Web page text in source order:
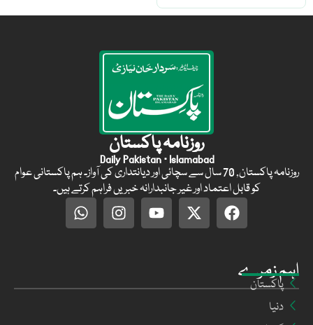
اہم زمرے
پاکستان
دنیا
روزنامہ پاکستان
Daily Pakistan · Islamabad
روزنامہ پاکستان, 70 سال سے سچائی اور دیانتداری کی آواز۔ ہم پاکستانی عوام
کو قابل اعتماد اور غیر جانبدارانہ خبریں فراہم کرتے ہیں۔